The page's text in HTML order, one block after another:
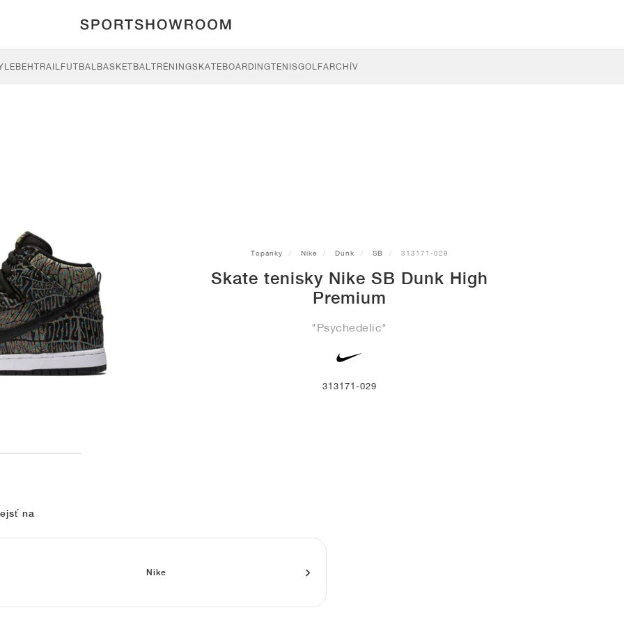
BEHTRAILFUTBALBASKETBALTRÉNINGSKATEBOARDINGTENISGOLFARCHÍV
Topánky Nike Dunk SB 313171-029
Skate tenisky Nike SB Dunk High
Premium
"Psychedelic"
313171-029
na
Nike